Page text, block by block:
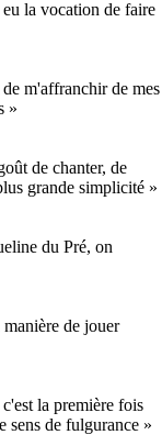
la vocation de faire
m'affranchir de mes
»
de chanter, de
grande simplicité »
du Pré, on
de jouer
la première fois
sens de fulgurance »